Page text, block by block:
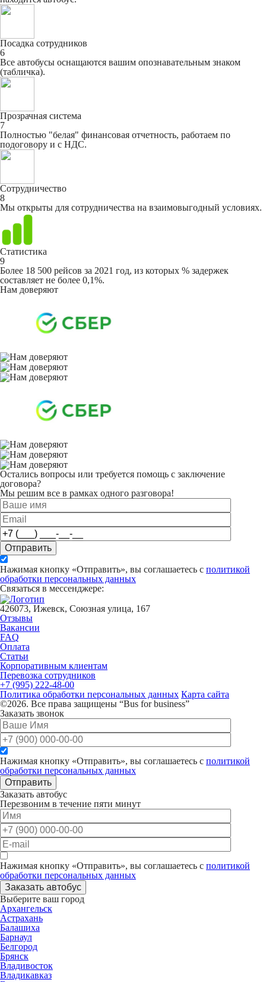
Посадка сотрудников
6
Все автобусы оснащаются вашим опознавательным знаком
(табличка).
Прозрачная система
7
Полностью "белая" финансовая отчетность, работаем по
подоговору и с НДС.
Сотрудничество
8
Мы открыты для сотрудничества на взаимовыгодный условиях.
Статистика
9
Более 18 500 рейсов за 2021 год, из которых % задержек
составляет не более 0,1%.
Нам доверяют
Остались вопросы или требуется помощь с заключение
договора?
Мы решим все в рамках одного разговора!
Отправить
Нажимая кнопку «Отправить», вы соглашаетесь с политикой
обработки персональных данных
Связаться в мессенджере:
426073, Ижевск, Союзная улица, 167
Отзывы
Вакансии
FAQ
Оплата
Статьи
Корпоративным клиентам
Перевозка сотрудников
+7 (995) 222-48-00
Политика обработки персональных данных Карта сайта
©2026. Все права защищены “Bus for business”
Заказать звонок
Нажимая кнопку «Отправить», вы соглашаетесь с политикой
обработки персональных данных
Отправить
Заказать автобус
Перезвоним в течение пяти минут
Нажимая кнопку «Отправить», вы соглашаетесь с политикой
обработки персональных данных
Заказать автобус
Выберите ваш город
Архангельск
Астрахань
Балашиха
Барнаул
Белгород
Брянск
Владивосток
Владикавказ